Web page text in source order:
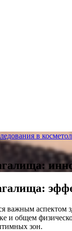
в
важным аспектом
и общем
зон.